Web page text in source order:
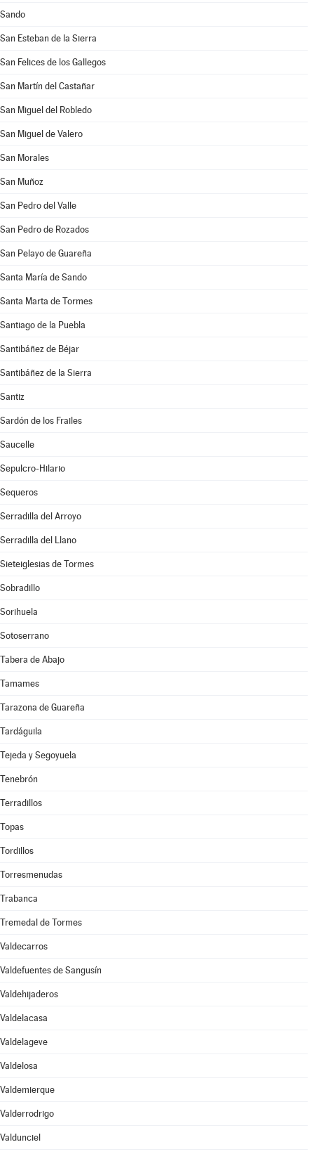
Sando
San Esteban de la Sierra
San Felices de los Gallegos
San Martín del Castañar
San Miguel del Robledo
San Miguel de Valero
San Morales
San Muñoz
San Pedro del Valle
San Pedro de Rozados
San Pelayo de Guareña
Santa María de Sando
Santa Marta de Tormes
Santiago de la Puebla
Santibáñez de Béjar
Santibáñez de la Sierra
Santiz
Sardón de los Frailes
Saucelle
Sepulcro-Hilario
Sequeros
Serradilla del Arroyo
Serradilla del Llano
Sieteiglesias de Tormes
Sobradillo
Sorihuela
Sotoserrano
Tabera de Abajo
Tamames
Tarazona de Guareña
Tardáguila
Tejeda y Segoyuela
Tenebrón
Terradillos
Topas
Tordillos
Torresmenudas
Trabanca
Tremedal de Tormes
Valdecarros
Valdefuentes de Sangusín
Valdehijaderos
Valdelacasa
Valdelageve
Valdelosa
Valdemierque
Valderrodrigo
Valdunciel